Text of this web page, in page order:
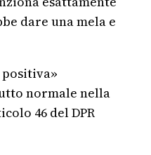
dare una mela e
positiva»
normale nella
46 del DPR